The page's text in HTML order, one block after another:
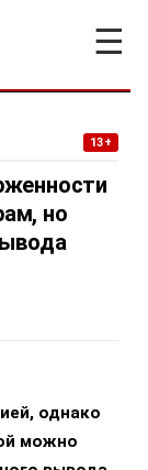
☰
13+
но
однако
можно